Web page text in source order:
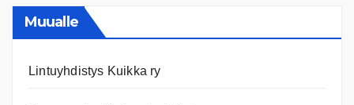
Muualle
Lintuyhdistys Kuikka ry